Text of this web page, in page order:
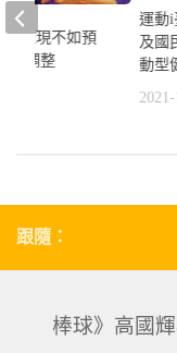
運動i
及國
動型
賽表現不如預
續調整
跟隨：
棒球》高國